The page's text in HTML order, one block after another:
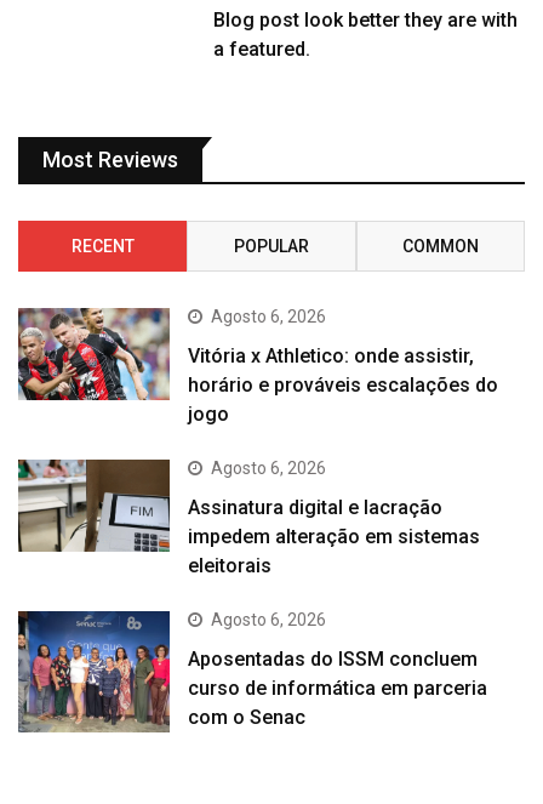
Blog post look better they are with
a featured.
Most Reviews
RECENT POPULAR COMMON
Agosto 6, 2026
Vitória x Athletico: onde assistir,
horário e prováveis escalações do
jogo
Agosto 6, 2026
Assinatura digital e lacração
impedem alteração em sistemas
eleitorais
Agosto 6, 2026
Aposentadas do ISSM concluem
curso de informática em parceria
com o Senac